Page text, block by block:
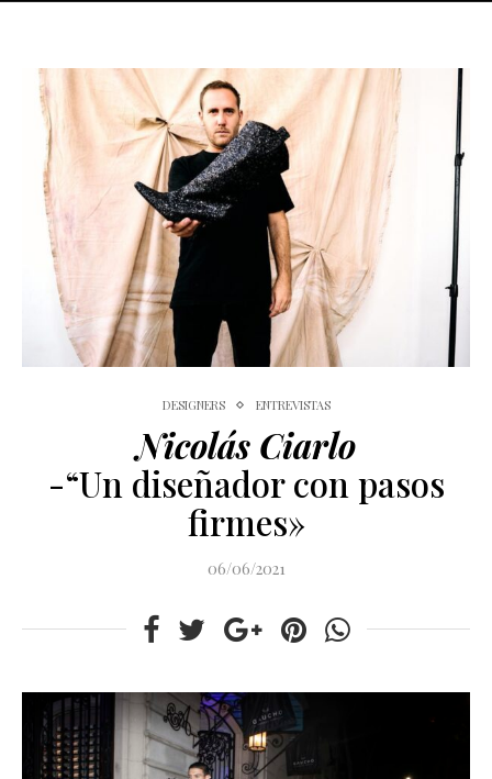
DESIGNERS ENTREVISTAS
Nicolás Ciarlo
-“Un diseñador con pasos
firmes»
06/06/2021